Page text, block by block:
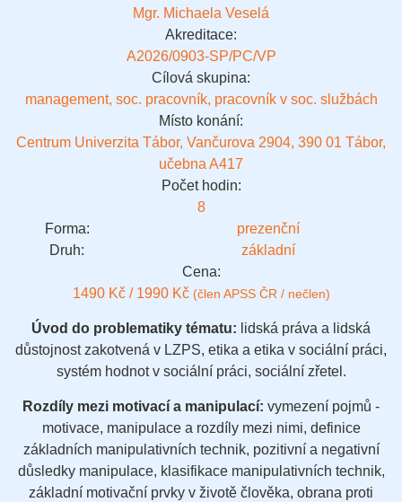
Mgr. Michaela Veselá
Akreditace:
A2026/0903-SP/PC/VP
Cílová skupina:
management, soc. pracovník, pracovník v soc. službách
Místo konání:
Centrum Univerzita Tábor, Vančurova 2904, 390 01 Tábor,
učebna A417
Počet hodin:
8
Forma:
prezenční
Druh:
základní
Cena:
1490 Kč / 1990 Kč (člen APSS ČR / nečlen)
Úvod do problematiky tématu: lidská práva a lidská
důstojnost zakotvená v LZPS, etika a etika v sociální práci,
systém hodnot v sociální práci, sociální zřetel.
Rozdíly mezi motivací a manipulací: vymezení pojmů -
motivace, manipulace a rozdíly mezi nimi, definice
základních manipulativních technik, pozitivní a negativní
důsledky manipulace, klasifikace manipulativních technik,
základní motivační prvky v životě člověka, obrana proti